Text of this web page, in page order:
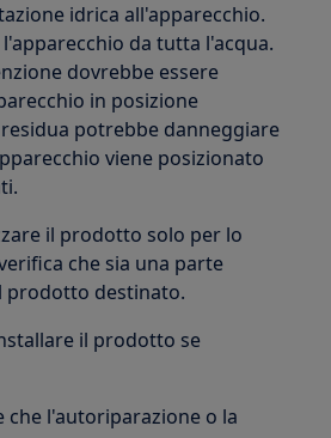
idrica all'apparecchio.
da tutta l'acqua.
dovrebbe essere
in posizione
potrebbe danneggiare
viene posizionato
il prodotto solo per lo
che sia una parte
prodotto destinato.
il prodotto se
che l'autoriparazione o la